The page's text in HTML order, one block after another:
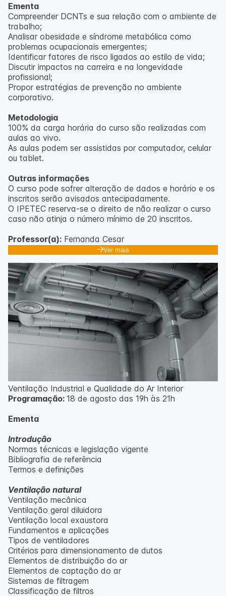
Ementa
Compreender DCNTs e sua relação com o ambiente de
trabalho;
Analisar obesidade e síndrome metabólica como
problemas ocupacionais emergentes;
Identificar fatores de risco ligados ao estilo de vida;
Discutir impactos na carreira e na longevidade
profissional;
Propor estratégias de prevenção no ambiente
corporativo.
Metodologia
100% da carga horária do curso são realizadas com
aulas ao vivo.
As aulas podem ser assistidas por computador, celular
ou tablet.
Outras informações
O curso pode sofrer alteração de dados e horário e os
inscritos serão avisados ​​antecipadamente.
O IPETEC reserva-se o direito de não realizar o curso
caso não atinja o número mínimo de 20 inscritos.
Professor(a): Fernanda Cesar
Ver mais
Ventilação Industrial e Qualidade do Ar Interior
Programação: 18 de agosto das 19h às 21h
Ementa
Introdução
Normas técnicas e legislação vigente
Bibliografia de referência
Termos e definições
Ventilação natural
Ventilação mecânica
Ventilação geral diluidora
Ventilação local exaustora
Fundamentos e aplicações
Tipos de ventiladores
Critérios para dimensionamento de dutos
Elementos de distribuição do ar
Elementos de captação do ar
Sistemas de filtragem
Classificação de filtros